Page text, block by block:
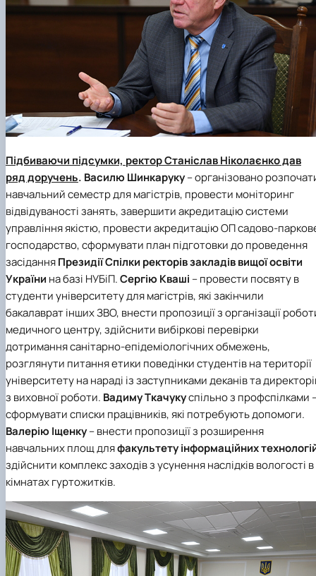
Підбиваючи підсумки, ректор Станіслав Ніколаєнко дав
ряд доручень. Василю Шинкаруку– організовано
навчальний семестр для магістрів, провести моніторинг
відвідуваності занять, завершити акредитацію системи
управління якістю, провести акредитацію ОП садово-
господарство, сформувати план підготовки до проведення
засіданняПрезидії Спілки ректорів закладів вищої освіти
України на базі НУБіП.Сергію Кваші – провести посвяту в
студенти університету для магістрів, які закінчили
бакалаврат інших ЗВО, внести пропозиції з організації
медичного центру, здійснити вибіркові перевірки
дотримання санітарно-епідеміологічних обмежень,
розглянути питання етики поведінки студентів на території
університету на нараді із заступниками деканів та
з виховної роботи. Вадиму Ткачукуспільно з профспілками
сформувати списки працівників, які потребують допомоги.
Валерію Іщенку– внести пропозиції з розширення
навчальних площ дляфакультету інформаційних
здійснити комплекс заходів з усунення наслідків вологості в
кімнатах гуртожитків.